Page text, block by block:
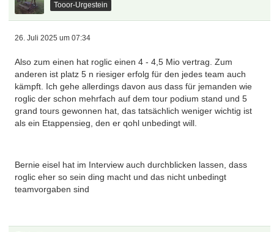
Tooor-Urgestein
26. Juli 2025 um 07:34
Also zum einen hat roglic einen 4 - 4,5 Mio vertrag. Zum
anderen ist platz 5 n riesiger erfolg für den jedes team auch
kämpft. Ich gehe allerdings davon aus dass für jemanden wie
roglic der schon mehrfach auf dem tour podium stand und 5
grand tours gewonnen hat, das tatsächlich weniger wichtig ist
als ein Etappensieg, den er qohl unbedingt will.
Bernie eisel hat im Interview auch durchblicken lassen, dass
roglic eher so sein ding macht und das nicht unbedingt
teamvorgaben sind